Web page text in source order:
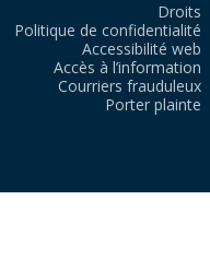
Droits
Politique de confidentialité
Accessibilité web
Accès à l’information
Courriers frauduleux
Porter plainte